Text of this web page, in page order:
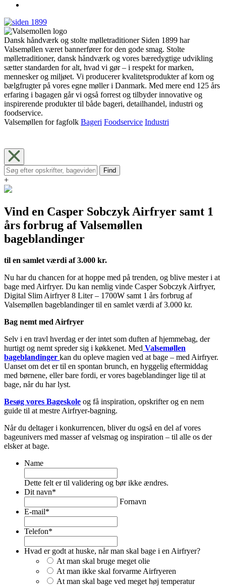
Dansk håndværk og stolte mølletraditioner Siden 1899 har
Valsemøllen været bannerfører for den gode smag. Stolte
mølletraditioner, dansk håndværk og vores bæredygtige udvikling
sætter standarden for alt, hvad vi gør – i respekt for marken,
mennesker og miljøet. Vi producerer kvalitetsprodukter af korn og
bælgfrugter på vores egne møller i Danmark. Med mere end 125 års
erfaring i bagagen går vi også forrest og tilbyder innovative og
inspirerende produkter til både bageri, detailhandel, industri og
foodservice.
Valsemøllen for fagfolk Bageri Foodservice Industri
Find
+
Vind en Casper Sobczyk Airfryer samt 1
års forbrug af Valsemøllen
bageblandinger
til en samlet værdi af 3.000 kr.
Nu har du chancen for at hoppe med på trenden, og blive mester i at
bage med Airfryer. Du kan nemlig vinde Casper Sobczyk Airfryer,
Digital Slim Airfryer 8 Liter – 1700W samt 1 års forbrug af
Valsemøllen bageblandinger til en samlet værdi af 3.000 kr.
Bag nemt med Airfryer
Selv i en travl hverdag er der intet som duften af hjemmebag, der
hurtigt og nemt spreder sig i køkkenet. Med Valsemøllen
bageblandinger kan du opleve magien ved at bage – med Airfryer.
Uanset om det er til en spontan brunch, en hyggelig eftermiddag
med børnene, eller bare fordi, er vores bageblandinger lige til at
bage, når du har lyst.
Besøg vores Bageskole og få inspiration, opskrifter og en nem
guide til at mestre Airfryer-bagning.
Når du deltager i konkurrencen, bliver du også en del af vores
bageunivers med masser af velsmag og inspiration – til alle os der
elsker at bage.
Name
Dette felt er til validering og bør ikke ændres.
Dit navn*
Fornavn
E-mail*
Telefon*
Hvad er godt at huske, når man skal bage i en Airfryer?
At man skal bruge meget olie
At man ikke skal forvarme Airfryeren
At man skal bage ved meget høj temperatur